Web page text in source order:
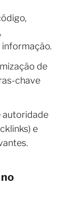
de
chave
autoridade
e